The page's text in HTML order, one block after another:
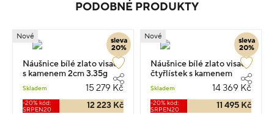
PODOBNÉ PRODUKTY
sleva
20%
Nové
Náušnice bílé zlato visací
s kamenem 2cm 3.35g
Skladem 15 279 Kč
-20% kód:
SRPEN20
12 223 Kč
sleva
20%
Nové
Náušnice bílé zlato visací
čtyřlístek s kamenem
Skladem 14 369 Kč
-20% kód:
SRPEN20
11 495 Kč